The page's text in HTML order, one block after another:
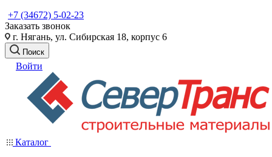
+7 (34672) 5-02-23
Заказать звонок
г. Нягань, ул. Сибирская 18, корпус 6
Поиск
Войти
Каталог